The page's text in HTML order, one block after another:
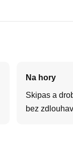
Na hory
Skipas a
bez